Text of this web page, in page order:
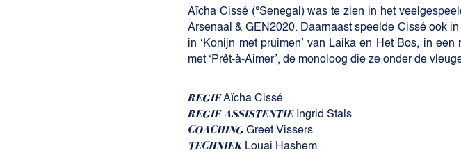
Aïcha Cissé (°Senegal) was te zien in het
Arsenaal & GEN2020. Daarnaast speelde Cissé ook in
in ‘Konijn met pruimen’ van Laika en Het Bos, in
met ‘Prêt-à-Aimer’, de monoloog die ze onder de
REGIEAïcha Cissé
REGIE ASSISTENTIEIngrid Stals
COACHINGGreet Vissers
TECHNIEK Louai Hashem